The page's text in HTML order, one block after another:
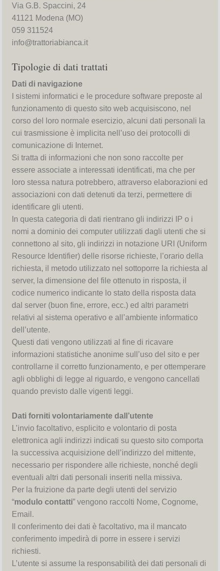
Via G.B. Spaccini, 24
41121 Modena (MO)
059 311524
info@trattoriabianca.it
Tipologie di dati trattati
Dati di navigazione
I sistemi informatici e le procedure software preposte al
funzionamento di questo sito web acquisiscono, nel
corso del loro normale esercizio, alcuni dati personali la
cui trasmissione è implicita nell’uso dei protocolli di
comunicazione di Internet.
Si tratta di informazioni che non sono raccolte per
essere associate a interessati identificati, ma che per
loro stessa natura potrebbero, attraverso elaborazioni ed
associazioni con dati detenuti da terzi, permettere di
identificare gli utenti.
In questa categoria di dati rientrano gli indirizzi IP o i
nomi a dominio dei computer utilizzati dagli utenti che si
connettono al sito, gli indirizzi in notazione URI (Uniform
Resource Identifier) delle risorse richieste, l’orario della
richiesta, il metodo utilizzato nel sottoporre la richiesta al
server, la dimensione del file ottenuto in risposta, il
codice numerico indicante lo stato della risposta data
dal server (buon fine, errore, ecc.) ed altri parametri
relativi al sistema operativo e all’ambiente informatico
dell’utente.
Questi dati vengono utilizzati al fine di ricavare
informazioni statistiche anonime sull’uso del sito e per
controllarne il corretto funzionamento, e per ottemperare
agli obblighi di legge al riguardo, e vengono cancellati
quando previsto dalle vigenti leggi.
Dati forniti volontariamente dall’utente
L’invio facoltativo, esplicito e volontario di posta
elettronica agli indirizzi indicati su questo sito comporta
la successiva acquisizione dell’indirizzo del mittente,
necessario per rispondere alle richieste, nonché degli
eventuali altri dati personali inseriti nella missiva.
Per la fruizione da parte degli utenti del servizio
“modulo contatti” vengono raccolti Nome, Cognome,
Email.
Il conferimento dei dati è facoltativo, ma il mancato
conferimento impedirà di porre in essere i servizi
richiesti.
L’utente si assume la responsabilità dei dati personali di